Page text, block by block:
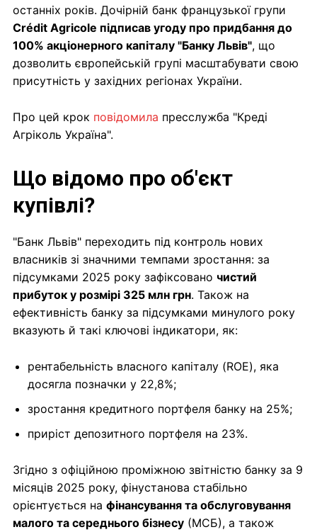
останніх років. Дочірній банк французької групи
Crédit Agricole підписав угоду про придбання до
100% акціонерного капіталу "Банку Львів", що
дозволить європейській групі масштабувати свою
присутність у західних регіонах України.
Про цей крок повідомила пресслужба "Креді
Агріколь Україна".
Що відомо про об'єкт
купівлі?
"Банк Львів" переходить під контроль нових
власників зі значними темпами зростання: за
підсумками 2025 року зафіксовано чистий
прибуток у розмірі 325 млн грн. Також на
ефективність банку за підсумками минулого року
вказують й такі ключові індикатори, як:
рентабельність власного капіталу (ROE), яка
досягла позначки у 22,8%;
зростання кредитного портфеля банку на 25%;
приріст депозитного портфеля на 23%.
Згідно з офіційною проміжною звітністю банку за 9
місяців 2025 року, фінустанова стабільно
орієнтується на фінансування та обслуговування
малого та середнього бізнесу (МСБ), а також